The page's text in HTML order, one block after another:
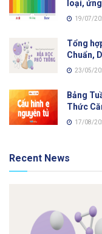
loại,
19/07/
Tổng
Chuẩn,
23/05/
Bảng
Thức
17/08/
Recent News